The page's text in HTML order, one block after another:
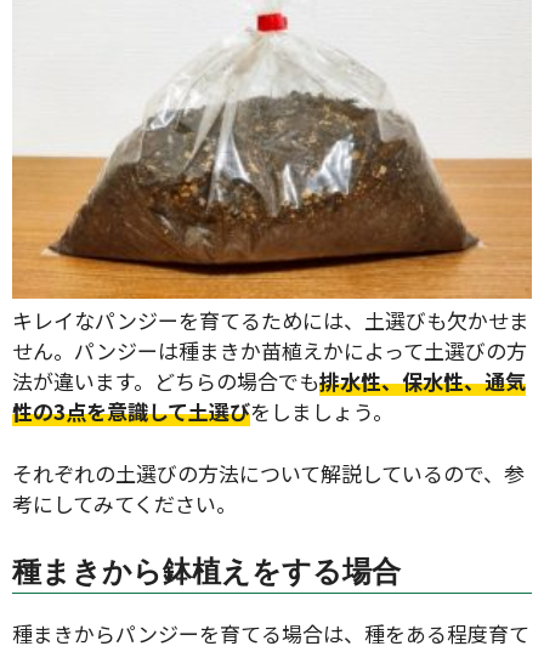
タイプ
大テーマ
小テーマ
絞り込み
キレイなパンジーを育てるためには、土選びも欠かせま
せん。パンジーは種まきか苗植えかによって土選びの方
法が違います。どちらの場合でも排水性、保水性、通気
性の3点を意識して土選びをしましょう。
それぞれの土選びの方法について解説しているので、参
考にしてみてください。
種まきから鉢植えをする場合
種まきからパンジーを育てる場合は、種をある程度育て